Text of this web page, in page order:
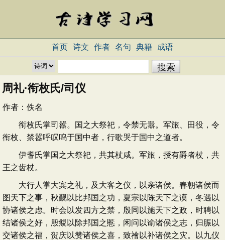
首页 诗文 作者 名句 典籍 成语
周礼·衔枚氏/司仪
作者： 佚名
衔枚氏掌司嚣。国之大祭祀，令禁无嚣。军旅、田役，令
衔枚、禁嚣呼叹呜于国中者，行歌哭于国中之道者。
伊耆氏掌国之大祭祀，共其杖咸。军旅，授有爵者杖，共
王之齿杖。
大行人掌大宾之礼，及大客之仪，以亲诸侯。春朝诸侯而
图天下之事，秋觐以比邦国之功，夏宗以陈天下之谟，冬遇以
协诸侯之虑。时会以发四方之禁，殷同以施天下之政，时聘以
结诸侯之好，殷覜以除邦国之慝，闲问以谕诸侯之志，归脤以
交诸侯之福，贺庆以赞诸侯之喜，致禬以补诸侯之灾。以九仪